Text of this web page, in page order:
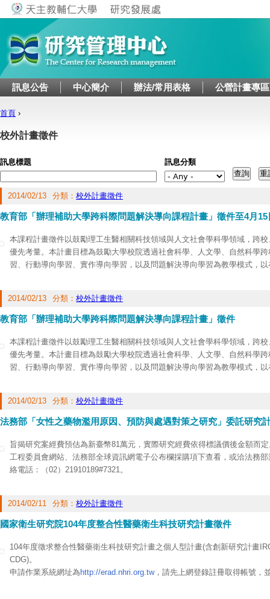
Jump to navigation
訊息公告 中心簡介 辦法/常用表格 公營計畫專區
您在這裡
首頁 ›
校外計畫徵件
訊息標題 訊息分類
2014/02/13 分類： 校外計畫徵件
教育部「辦理補助大學跨科際問題解決導向課程計畫」徵件至4月15
本課程計畫徵件以鼓勵理工生醫相關科技領域與人文社會學科學領域，跨
優先考量。本計畫目標為鼓勵大學校院透過社會科學、人文學、自然科學
習、行動導向學習、實作導向學習，以及問題解決導向學習為教學模式，
科際主題導向課程群組微型計畫及Ｂ類：問題解決導向或研究學習導向專
申請期限：請於103年4月15日前，先至http://shs.ntu.edu.tw/shs/線上申請
畫辦公室收。
為協助各校了解計畫內容，將辦理北區說明會：3月15日(週五)15：00-16
報名網址：http://shs.ntu.edu.tw/shs/課程徵件專區。
2014/02/13 分類： 校外計畫徵件
教育部「辦理補助大學跨科際問題解決導向課程計畫」徵件
本課程計畫徵件以鼓勵理工生醫相關科技領域與人文社會學科學領域，跨
優先考量。本計畫目標為鼓勵大學校院透過社會科學、人文學、自然科學
習、行動導向學習、實作導向學習，以及問題解決導向學習為教學模式，
科際主題導向課程群組微型計畫及Ｂ類：問題解決導向或研究學習導向專
申請期限：請於103年4月15日前，先至http://shs.ntu.edu.tw/shs/線上申請
畫辦公室收。
為協助各校了解計畫內容，將辦理北區說明會：3月15日(週五)15：00-16
報名網址：http://shs.ntu.edu.tw/shs/
2014/02/13 分類： 校外計畫徵件
法務部「女性之藥物濫用原因、預防與處遇對策之研究」委託研究
旨揭研究案經費預估為新臺幣81萬元，實際研究經費依得標議價後金額而
工程委員會網站、法務部全球資訊網電子公布欄採購項下查看，或洽法務
絡電話：（02）21910189#7321。
2014/02/11 分類： 校外計畫徵件
國家衛生研究院104年度整合性醫藥衛生科技研究計畫徵件
104年度徵求整合性醫藥衛生科技研究計畫之個人型計畫(含創新研究計畫
CDG)。
申請作業系統網址為 http://erad.nhri.org.tw，請先上網登錄註冊取得帳號，